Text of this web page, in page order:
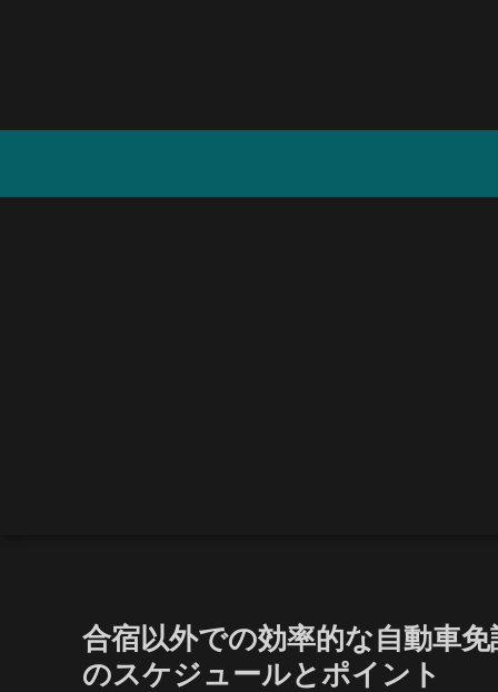
合宿以外での効率的な自動車
のスケジュールとポイント